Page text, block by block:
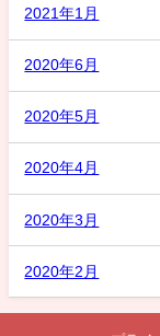
2021年1月
2020年6月
2020年5月
2020年4月
2020年3月
2020年2月